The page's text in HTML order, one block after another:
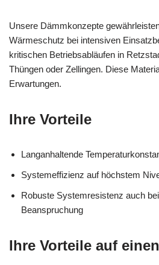
Unsere Dämmkonzepte
Wärmeschutz bei intensiven
kritischen Betriebsabläufen in
Thüngen oder Zellingen. Diese
Erwartungen.
Ihre Vorteile
Langanhaltende
Systemeffizienz auf höchstem
Robuste Systemresistenz auch
Beanspruchung
Ihre Vorteile auf